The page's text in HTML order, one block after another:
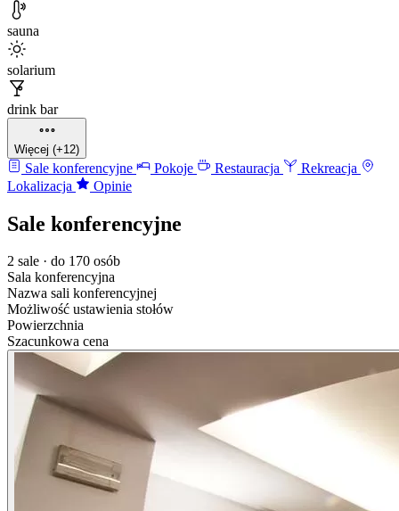
sauna
solarium
drink bar
Więcej (+12)
Sale konferencyjne Pokoje Restauracja
Rekreacja
Lokalizacja
Opinie
Sale konferencyjne
2 sale · do 170 osób
Sala konferencyjna
Nazwa sali konferencyjnej
Możliwość ustawienia stołów
Powierzchnia
Szacunkowa cena